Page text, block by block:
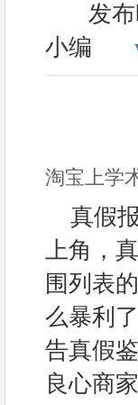
发
小编
淘宝上学
真假
上角，
围列表
么暴利
告真假
良心商